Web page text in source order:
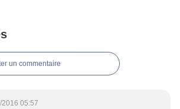
un commentaire
2016 05:57